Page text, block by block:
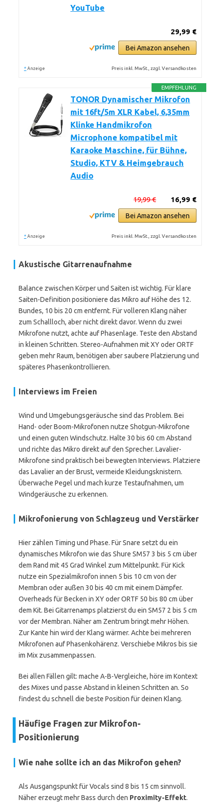
YouTube
29,99 €
Bei Amazon ansehen
* Anzeige Preis inkl. MwSt., zzgl. Versandkosten
EMPFEHLUNG
TONOR Dynamischer Mikrofon
mit 16ft/5m XLR Kabel, 6,35mm
Klinke Handmikrofon
Microphone kompatibel mit
Karaoke Maschine, für Bühne,
Studio, KTV & Heimgebrauch
Audio
16,99 €
19,99 €
Bei Amazon ansehen
* Anzeige Preis inkl. MwSt., zzgl. Versandkosten
Akustische Gitarrenaufnahme
Balance zwischen Körper und Saiten ist wichtig. Für klare
Saiten-Definition positioniere das Mikro auf Höhe des 12.
Bundes, 10 bis 20 cm entfernt. Für volleren Klang näher
zum Schallloch, aber nicht direkt davor. Wenn du zwei
Mikrofone nutzt, achte auf Phasenlage. Teste den Abstand
in kleinen Schritten. Stereo-Aufnahmen mit XY oder ORTF
geben mehr Raum, benötigen aber saubere Platzierung und
späteres Phasenkontrollieren.
Interviews im Freien
Wind und Umgebungsgeräusche sind das Problem. Bei
Hand- oder Boom-Mikrofonen nutze Shotgun-Mikrofone
und einen guten Windschutz. Halte 30 bis 60 cm Abstand
und richte das Mikro direkt auf den Sprecher. Lavalier-
Mikrofone sind praktisch bei bewegten Interviews. Platziere
das Lavalier an der Brust, vermeide Kleidungsknistern.
Überwache Pegel und mach kurze Testaufnahmen, um
Windgeräusche zu erkennen.
Mikrofonierung von Schlagzeug und Verstärker
Hier zählen Timing und Phase. Für Snare setzt du ein
dynamisches Mikrofon wie das Shure SM57 3 bis 5 cm über
dem Rand mit 45 Grad Winkel zum Mittelpunkt. Für Kick
nutze ein Spezialmikrofon innen 5 bis 10 cm von der
Membran oder außen 30 bis 40 cm mit einem Dämpfer.
Overheads für Becken in XY oder ORTF 50 bis 80 cm über
dem Kit. Bei Gitarrenamps platzierst du ein SM57 2 bis 5 cm
vor der Membran. Näher am Zentrum bringt mehr Höhen.
Zur Kante hin wird der Klang wärmer. Achte bei mehreren
Mikrofonen auf Phasenkohärenz. Verschiebe Mikros bis sie
im Mix zusammenpassen.
Bei allen Fällen gilt: mache A-B-Vergleiche, höre im Kontext
des Mixes und passe Abstand in kleinen Schritten an. So
findest du schnell die beste Position für deinen Klang.
Häufige Fragen zur Mikrofon-
Positionierung
Wie nahe sollte ich an das Mikrofon gehen?
Als Ausgangspunkt für Vocals sind 8 bis 15 cm sinnvoll.
Näher erzeugt mehr Bass durch den Proximity-Effekt.